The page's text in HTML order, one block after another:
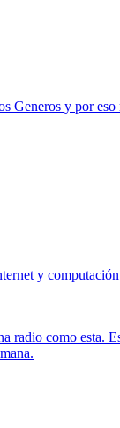
y por
y
radio como esta.